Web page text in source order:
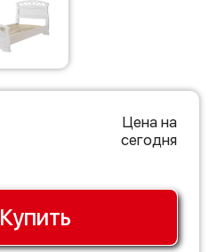
Цена на
сегодня
Купить